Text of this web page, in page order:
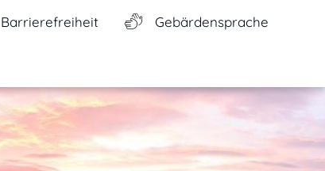
Barrierefreiheit Gebärdensprache